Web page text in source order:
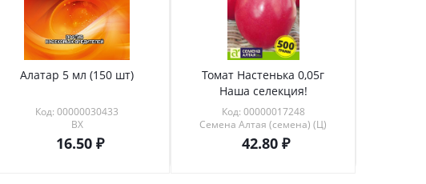
Алатар 5 мл (150 шт)
Код: 00000030433
ВХ
16.50
Томат Настенька 0,05г
Наша селекция!
Код: 00000017248
Семена Алтая (семена) (Ц)
42.80